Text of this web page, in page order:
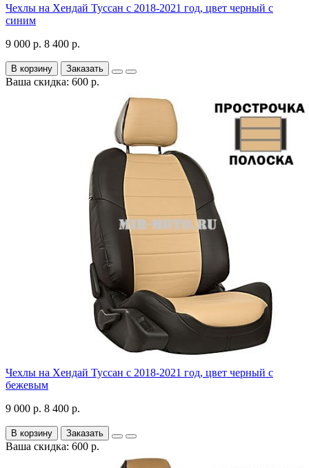
Чехлы на Хендай Туссан с 2018-2021 год, цвет черный с
синим
9 000 р. 8 400 р.
В корзину Заказать
Ваша скидка: 600 р.
Чехлы на Хендай Туссан с 2018-2021 год, цвет черный с
бежевым
9 000 р. 8 400 р.
В корзину Заказать
Ваша скидка: 600 р.